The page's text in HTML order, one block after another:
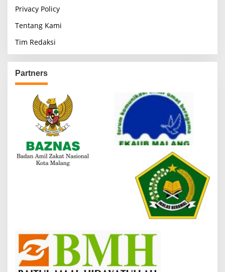
Privacy Policy
Tentang Kami
Tim Redaksi
Partners